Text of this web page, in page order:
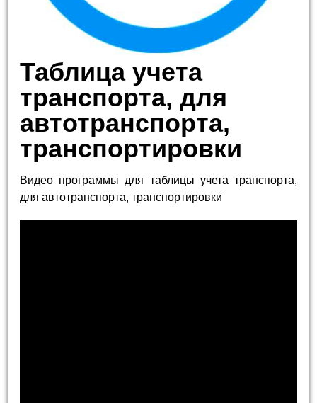
Таблица учета
транспорта, для
автотранспорта,
транспортировки
Видео программы для таблицы учета транспорта,
для автотранспорта, транспортировки